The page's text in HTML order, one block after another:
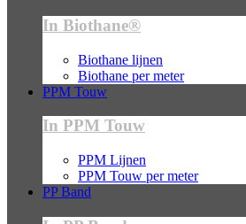
In Biothane®
Biothane lijnen
Biothane per meter
PPM Touw
In PPM Touw
PPM Lijnen
PPM Touw per meter
PP Band